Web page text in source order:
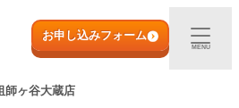
初めての方へ
出張買取
お申し込みフォーム
MENU
師ヶ谷大蔵店